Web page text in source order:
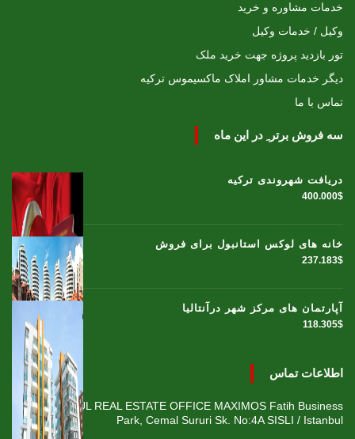
خدمات مشاوره و خرید
وکیل / خدمات وکیل
تور بازدید پروژه جهت خرید ملک
دیگر خدمات مشاور املاک ماکسیموس ترکیه
تماس با ما
سه فروش برتر ِ در این ماه
دریافت شهروندی ترکیه
400.000$
خانه های لوکس استانبول برای فروش
237.183$
آپارتمان های مرکز شهر درآنتالیا
118.305$
اطلاعات تماس
ISTANBUL REAL ESTATE OFFICE MAXIMOS Fatih Business
Park, Cemal Sururi Sk. No:4A SISLI / Istanbul